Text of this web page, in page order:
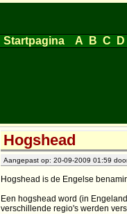
Startpagina A B C D
Hogshead
Aangepast op: 20-09-2009 01:59
Hogshead is de Engelse
Een hogshead word (in
verschillende regio's werden